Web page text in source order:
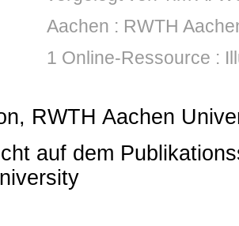
Aachen : RWTH
1 Online-Ressource :
RWTH Aachen
auf dem